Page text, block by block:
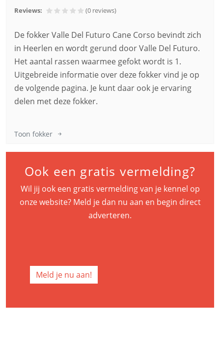
Reviews: (0 reviews)
De fokker Valle Del Futuro Cane Corso bevindt zich
in Heerlen en wordt gerund door Valle Del Futuro.
Het aantal rassen waarmee gefokt wordt is 1.
Uitgebreide informatie over deze fokker vind je op
de volgende pagina. Je kunt daar ook je ervaring
delen met deze fokker.
Toon fokker
Ook een gratis vermelding?
Wil jij ook een gratis vermelding van je kennel op
onze website? Meld je dan nu aan en begin direct
adverteren.
Meld je nu aan!